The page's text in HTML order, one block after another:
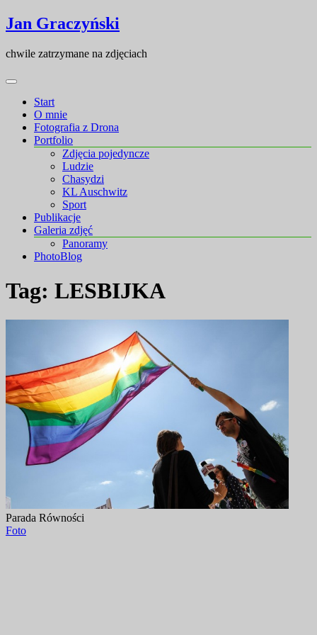
Skip
to
Skip
to
Jan Graczyński
chwile zatrzymane na zdjęciach
Start
O mnie
Fotografia z Drona
Portfolio
Zdjęcia pojedyncze
Ludzie
Chasydzi
KL Auschwitz
Sport
Publikacje
Galeria zdjęć
Panoramy
PhotoBlog
Tag: LESBIJKA
Parada Równości
Foto